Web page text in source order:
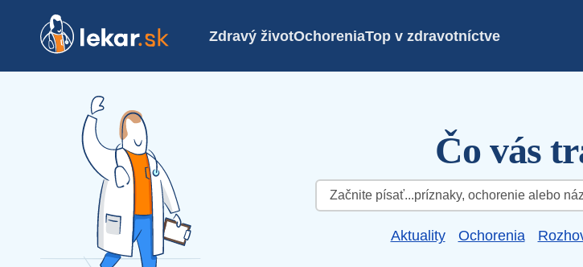
Zdravý životOchoreniaTop v zdravotníctve
Čo vás
Hľadať:
Aktuality Ochorenia